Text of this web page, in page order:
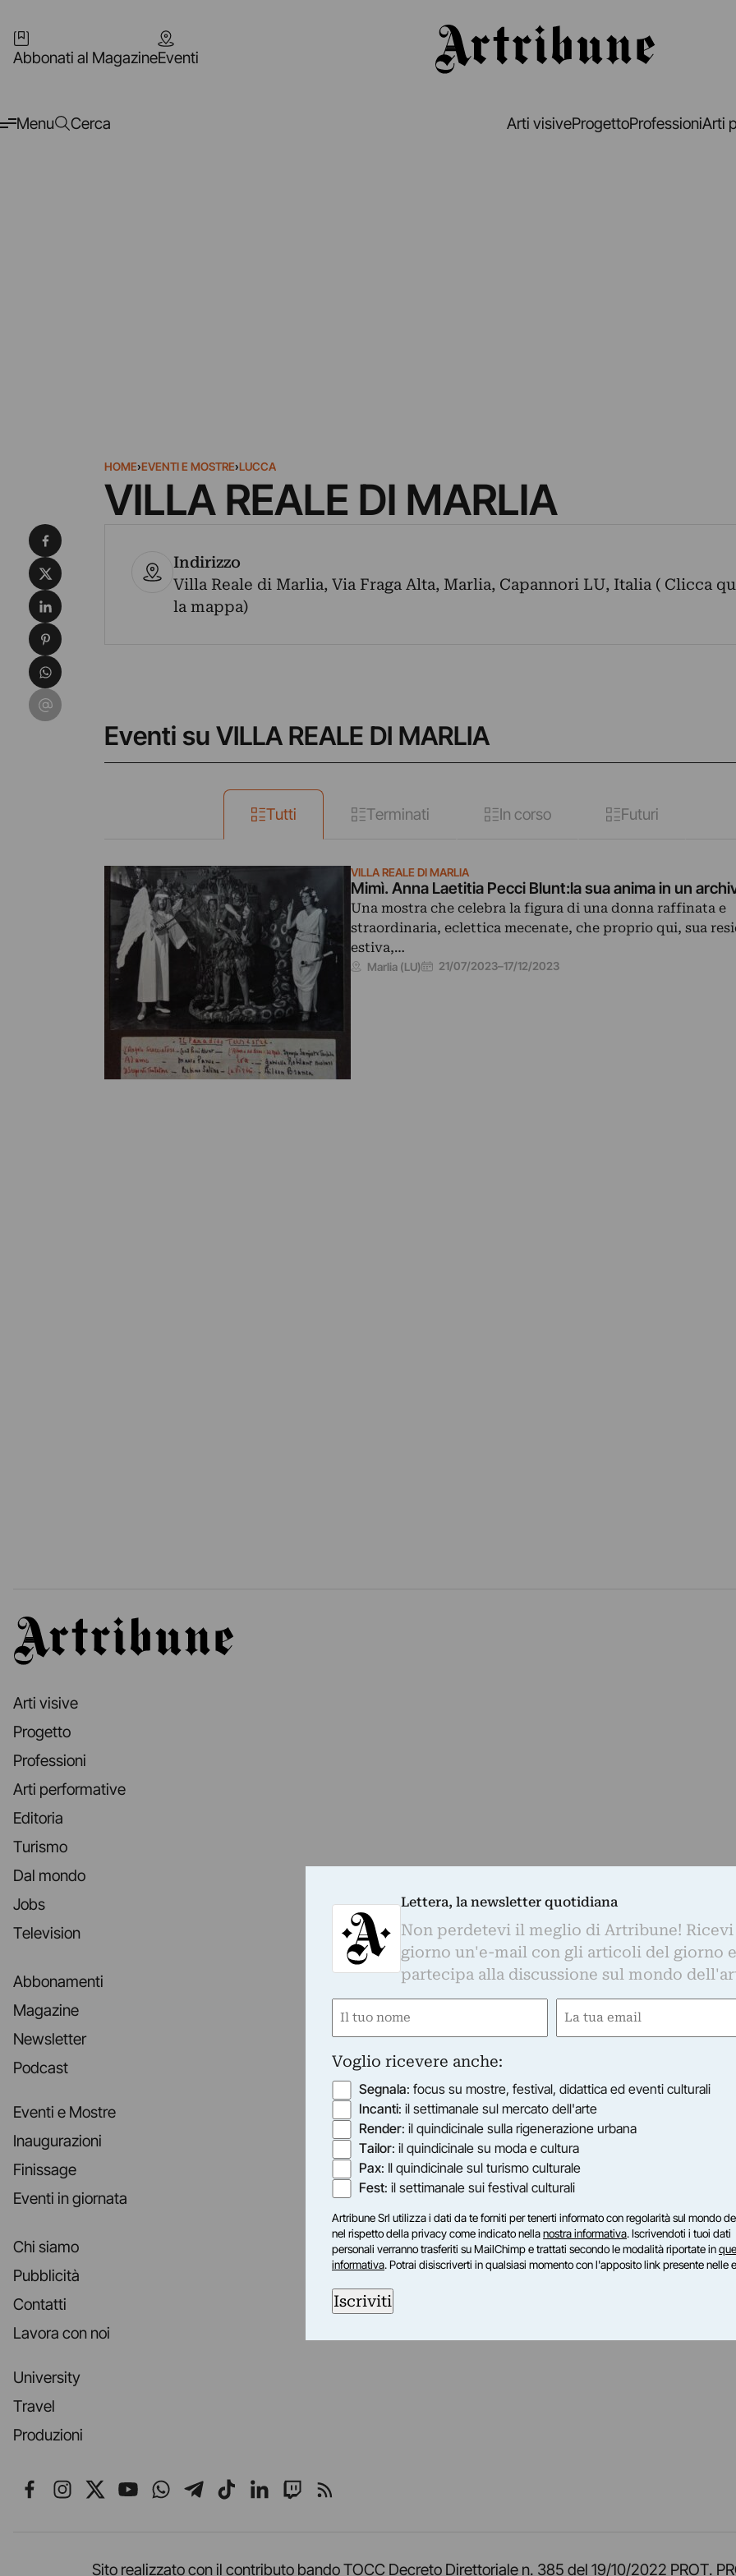
Abbonati al MagazineEventi
Menu Cerca Arti visiveProgettoProfessioniArti
HOME›EVENTI E MOSTRE›LUCCA
VILLA REALE DI MARLIA
Indirizzo
Villa Reale di Marlia, Via Fraga Alta, Marlia, Capannori LU, Italia ( Clicca
la mappa)
Eventi su VILLA REALE DI MARLIA
Tutti Terminati In corso Futuri
VILLA REALE DI MARLIA
Mimì. Anna Laetitia Pecci Blunt:la sua anima in un
Una mostra che celebra la figura di una donna raffinata e
straordinaria, eclettica mecenate, che proprio qui, sua
estiva,…
Marlia (LU) 21/07/2023–17/12/2023
Condividi su Facebook
Condividi su X
Condividi su LinkedIn
Condividi su Pinterest
Condividi su WhatsApp
Condividi su Email
Artribune
Arti visive
Progetto
Professioni
Arti performative
Editoria
Turismo
Dal mondo
Jobs
Television
Abbonamenti
Magazine
Newsletter
Podcast
Eventi e Mostre
Inaugurazioni
Finissage
Eventi in giornata
Chi siamo
Pubblicità
Contatti
Lavora con noi
University
Travel
Produzioni
Seguici su Facebook
Seguici su Instagram
Seguici su X
Seguici su YouTube
Seguici su WhatsApp
Seguici su Telegram
Seguici su TikTok
Seguici su LinkedIn
Seguici su Twitch
Seguici su Rss
Sito realizzato con il contributo bando TOCC Decreto Direttoriale n. 385 del 19/10/2022 PROT.
Lettera, la newsletter quotidiana
Non perdetevi il meglio di Artribune! Ricevi
giorno un'e-mail con gli articoli del giorno e
partecipa alla discussione sul mondo
Nome
Email
Voglio ricevere anche:
Segnala: focus su mostre, festival, didattica ed eventi culturali
Incanti: il settimanale sul mercato dell'arte
Render: il quindicinale sulla rigenerazione urbana
Tailor: il quindicinale su moda e cultura
Pax: Il quindicinale sul turismo culturale
Fest: il settimanale sui festival culturali
Artribune Srl utilizza i dati da te forniti per tenerti informato con regolarità sul mondo
nel rispetto della privacy come indicato nellanostra informativa. Iscrivendoti i tuoi dati
personali verranno trasferiti su MailChimp e trattati secondo le modalità riportate in
informativa. Potrai disiscriverti in qualsiasi momento con l'apposito link presente nelle
Iscriviti